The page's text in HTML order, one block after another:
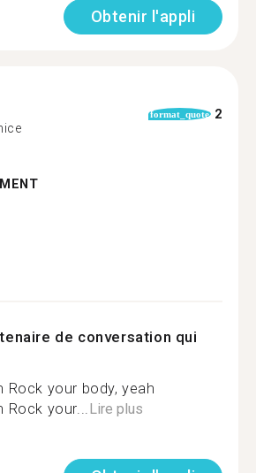
Obtenir l'appli
format_quote 2
de conversation qui
Rock your body, yeah
Rock your...Lire plus